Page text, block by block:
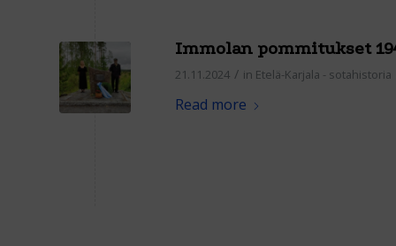
Immolan pommitukset
21.11.2024 / in Etelä-Karjala - sotahistoria
Read more